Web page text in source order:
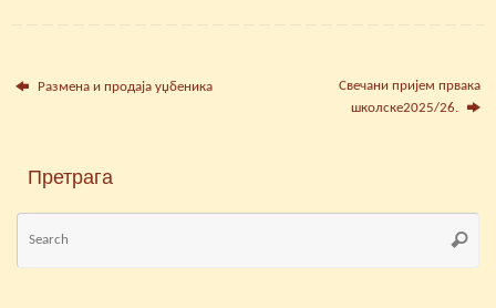
Размена и продаја уџбеника
Свечани пријем првака
школске2025/26.
Претрага